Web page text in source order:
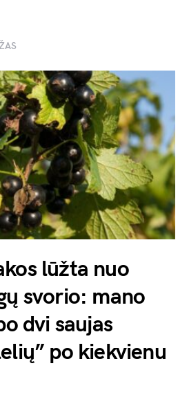
lūžta nuo
svorio: mano
dvi saujas
po kiekvienu